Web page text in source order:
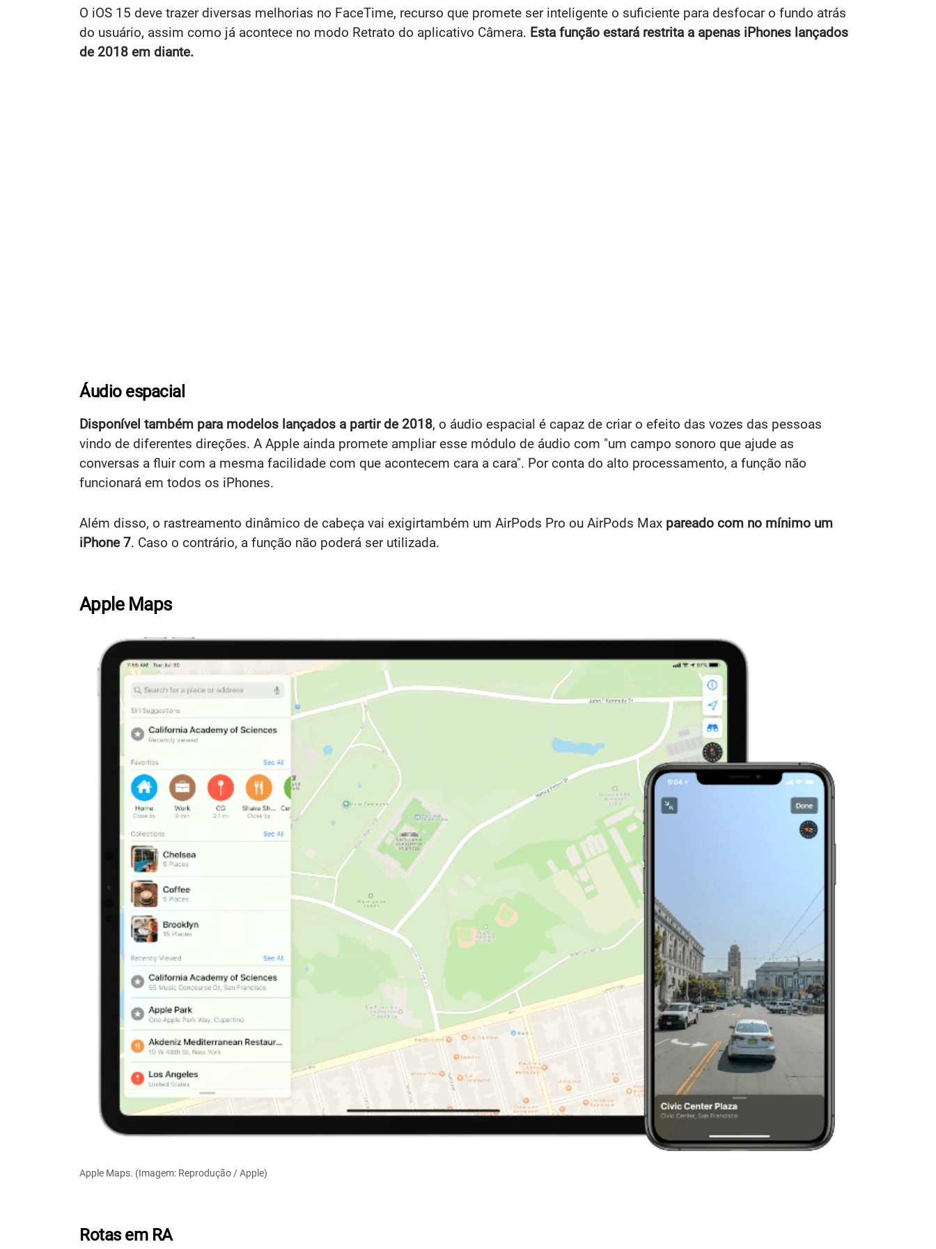
O iOS 15 deve trazer diversas melhorias no FaceTime, recurso que promete ser inteligente o suficiente para desfocar o fundo atrás
do usuário, assim como já acontece no modo Retrato do aplicativo Câmera. Esta função estará restrita a apenas iPhones lançados
de 2018 em diante.
Áudio espacial
Disponível também para modelos lançados a partir de 2018, o áudio espacial é capaz de criar o efeito das vozes das pessoas
vindo de diferentes direções. A Apple ainda promete ampliar esse módulo de áudio com "um campo sonoro que ajude as
conversas a fluir com a mesma facilidade com que acontecem cara a cara". Por conta do alto processamento, a função não
funcionará em todos os iPhones.
Além disso, o rastreamento dinâmico de cabeça vai exigirtambém um AirPods Pro ou AirPods Max pareado com no mínimo um
iPhone 7. Caso o contrário, a função não poderá ser utilizada.
Apple Maps
Apple Maps. (Imagem: Reprodução / Apple)
Rotas em RA